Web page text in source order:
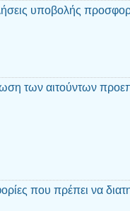
υποβολής
των αιτούντων
που πρέπει να